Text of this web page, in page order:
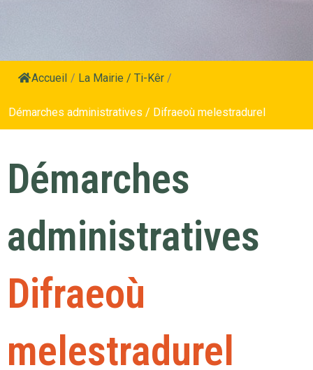
Accueil / La Mairie / Ti-Kêr /
Démarches administratives / Difraeoù melestradurel
Démarches
administratives
Difraeoù
melestradurel